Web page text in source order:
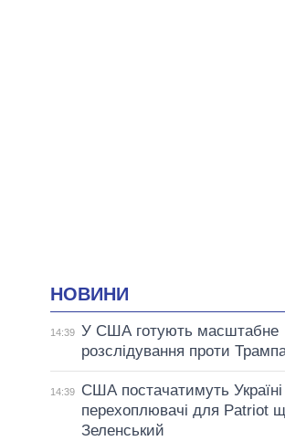
НОВИНИ
14:39 У США готують масштабне
розслідування проти
14:39
США постачатимуть Україні
перехоплювачі для Patriot
Зеленський